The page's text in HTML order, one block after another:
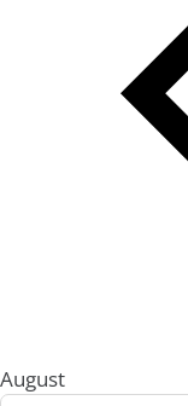
August